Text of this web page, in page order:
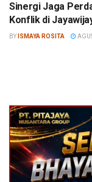
Sinergi Jaga
Konflik di
BY ISMAYA ROSITA